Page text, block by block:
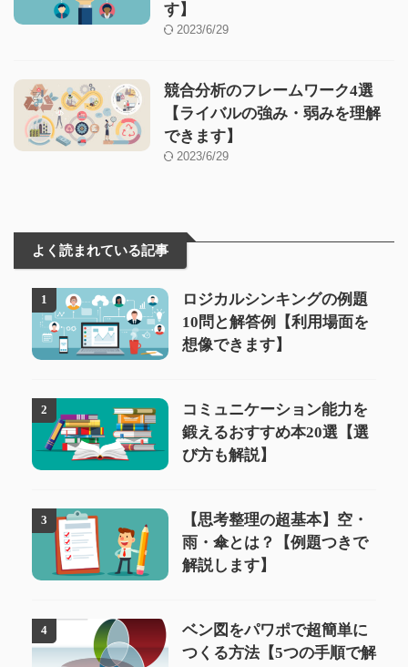
す】
2023/6/29
競合分析のフレームワーク4選
【ライバルの強み・弱みを理解
できます】
2023/6/29
よく読まれている記事
1
ロジカルシンキングの例題
10問と解答例【利用場面を
想像できます】
2
コミュニケーション能力を
鍛えるおすすめ本20選【選
び方も解説】
3
【思考整理の超基本】空・
雨・傘とは？【例題つきで
解説します】
4
ベン図をパワポで超簡単に
つくる方法【5つの手順で解